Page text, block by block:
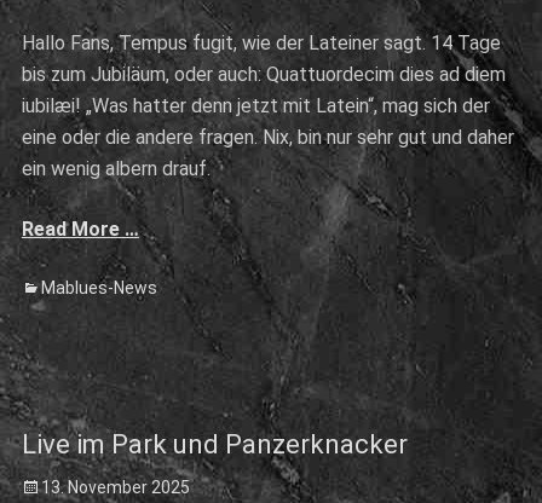
on
Hallo Fans, Tempus fugit, wie der Lateiner sagt. 14 Tage
bis zum Jubiläum, oder auch: Quattuordecim dies ad diem
iubilæi! „Was hatter denn jetzt mit Latein“, mag sich der
eine oder die andere fragen. Nix, bin nur sehr gut und daher
ein wenig albern drauf.
Read More …
Categories
Mablues-News
Live im Park und Panzerknacker
Posted
13. November 2025